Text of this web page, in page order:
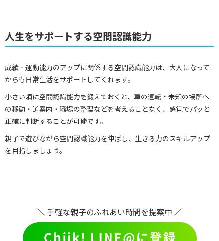
人生をサポートする空間認識能力
成績・運動能力のアップに関係する空間認識能力は、大人になって
からも日常生活をサポートしてくれます。
小さい頃に空間認識能力を鍛えておくと、車の運転・未知の場所へ
の移動・道案内・職場の整理などを考えることなく、感覚でパッと
正確に判断することが可能です。
親子で遊びながら空間認識能力を伸ばし、生きる力のスキルアップ
を目指しましょう。
＼ 手軽な親子のふれあい時間を提案中 ／